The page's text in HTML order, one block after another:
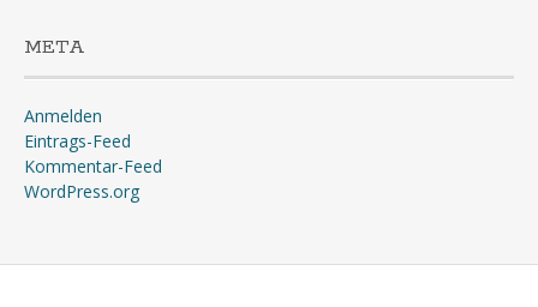
META
Anmelden
Eintrags-Feed
Kommentar-Feed
WordPress.org